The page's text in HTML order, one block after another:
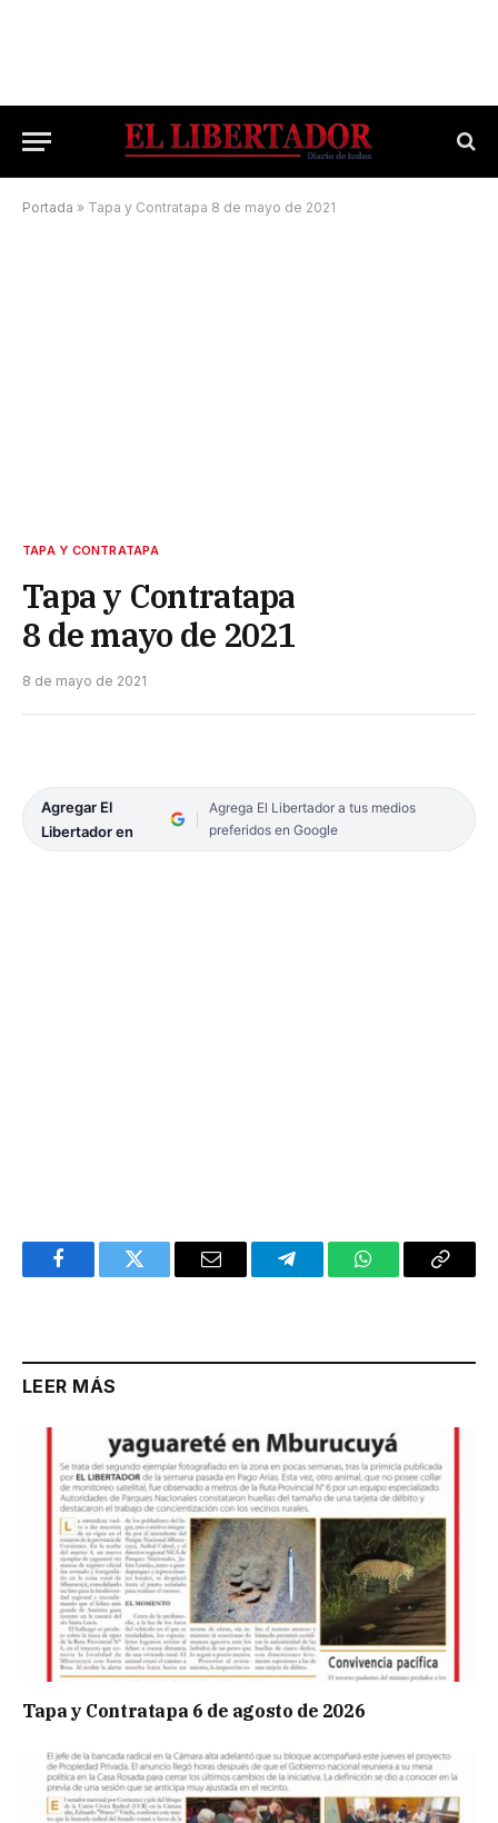
Portada » Tapa y Contratapa 8 de mayo de 2021
TAPA Y CONTRATAPA
Tapa y Contratapa
8 de mayo de 2021
8 de mayo de 2021
Agregar El
Libertador en
Agrega El Libertador a tus medios
preferidos en Google
FacebookTwitter Email TelegramWhatsAppCopy
LEER MÁS
Tapa y Contratapa 6 de agosto de 2026